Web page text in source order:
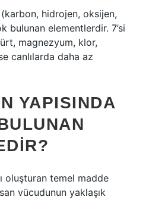
hidrojen, oksijen,
bulunan elementlerdir. 7’si
magnezyum, klor,
canlılarda daha az
YAPISINDA
oluşturan temel madde
vücudunun yaklaşık